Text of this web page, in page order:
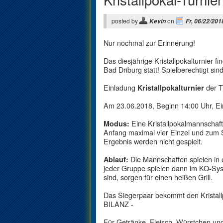
posted by Kevinon Fr, 06/22/
Nur nochmal zur Erinnerung!
Das diesjährige Kristallpokalturnier
Bad Driburg statt! Spielberechtigt
Einladung Kristallpokalturnier der
Am 23.06.2018, Beginn 14:00 Uhr,
Modus: Eine
Anfang maximal vier Einzel und
Ergebnis werden nicht gespielt.
Ablauf: Die Mannschaften spielen
jeder Gruppe spielen dann im KO-
sind, sorgen für einen heißen Grill.
Das Siegerpaar bekommt den
BILANZ -